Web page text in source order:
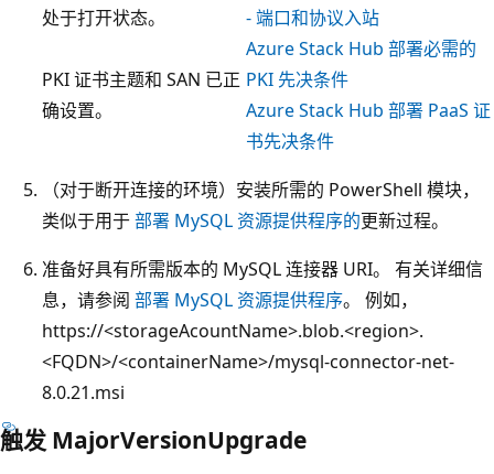
处于打开状态。
- 端口和协议入站
PKI 证书主题和 SAN 已正
确设置。
Azure Stack Hub 部署必需的
PKI 先决条件
Azure Stack Hub 部署 PaaS 证
书先决条件
（对于断开连接的环境）安装所需的 PowerShell 模块，
类似于用于部署 MySQL 资源提供程序的更新过程。
准备好具有所需版本的 MySQL 连接器 URI。 有关详细信
息，请参阅 部署 MySQL 资源提供程序。 例如，
https://<storageAcountName>.blob.<region>.
<FQDN>/<containerName>/mysql-connector-net-
8.0.21.msi
触发 MajorVersionUpgrade